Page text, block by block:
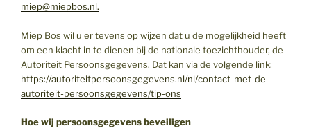
miep@miepbos.nl.
Miep Bos wil u er tevens op wijzen dat u de mogelijkheid heeft
om een klacht in te dienen bij de nationale toezichthouder, de
Autoriteit Persoonsgegevens. Dat kan via de volgende link:
https://autoriteitpersoonsgegevens.nl/nl/contact-met-de-
autoriteit-persoonsgegevens/tip-ons
Hoe wij persoonsgegevens beveiligen